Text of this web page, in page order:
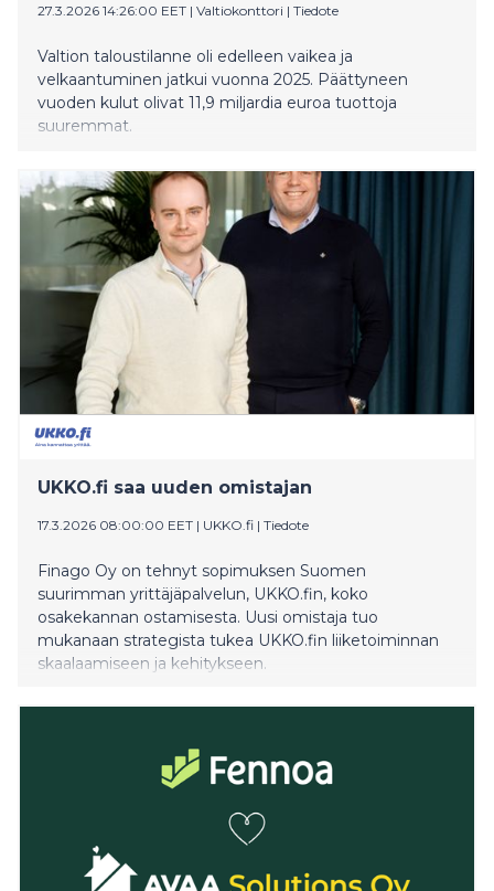
27.3.2026 14:26:00 EET | Valtiokonttori | Tiedote
Valtion taloustilanne oli edelleen vaikea ja
velkaantuminen jatkui vuonna 2025. Päättyneen
vuoden kulut olivat 11,9 miljardia euroa tuottoja
suuremmat.
UKKO.fi saa uuden omistajan
17.3.2026 08:00:00 EET | UKKO.fi | Tiedote
Finago Oy on tehnyt sopimuksen Suomen
suurimman yrittäjäpalvelun, UKKO.fin, koko
osakekannan ostamisesta. Uusi omistaja tuo
mukanaan strategista tukea UKKO.fin liiketoiminnan
skaalaamiseen ja kehitykseen.